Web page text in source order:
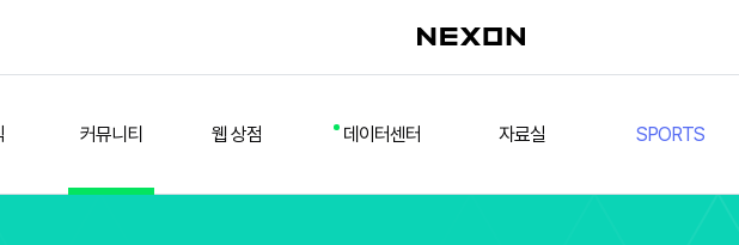
커뮤니티 웹 상점 데이터센터 자료실 SPORTS